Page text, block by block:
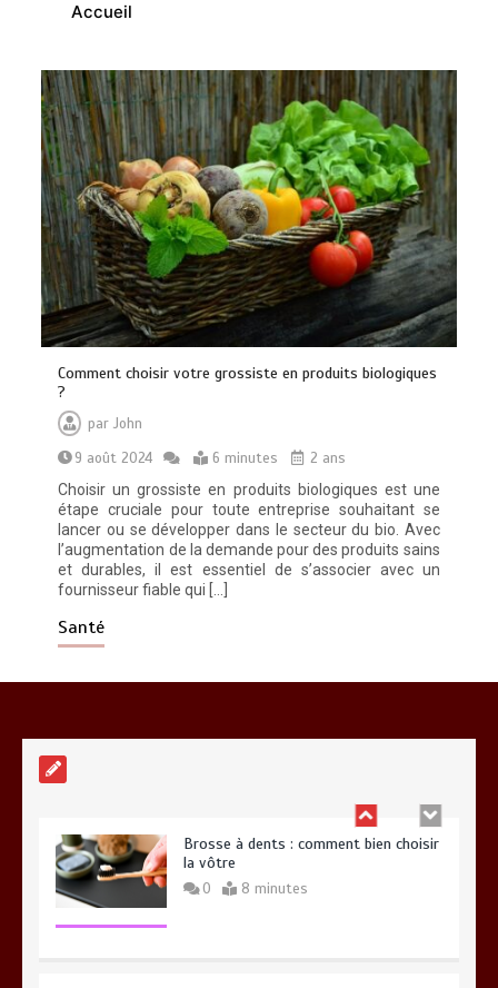
Accueil
Comment choisir votre grossiste en produits biologiques
?
parJohn
9 août 2024
6 minutes
2 ans
Choisir un grossiste en produits biologiques est une
étape cruciale pour toute entreprise souhaitant se
lancer ou se développer dans le secteur du bio. Avec
l’augmentation de la demande pour des produits sains
et durables, il est essentiel de s’associer avec un
fournisseur fiable qui […]
Santé
Brosse à dents : comment bien choisir
la vôtre
0 8 minutes
Vitalité au quotidien : découvrez notre
Meilleur couteaux de cuisine
professionnel pour affiner vos
préparations
Alimentation équilibrée : ses bienfaits
Brosse à dents : comment bien choisir
la vôtre
0 8 minutes